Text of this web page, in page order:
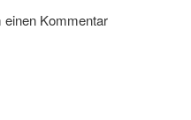
einen Kommentar